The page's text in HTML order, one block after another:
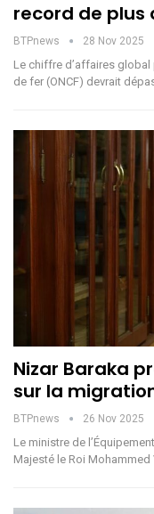
record de plus
BTPnews 28 Nov 2025
Le chiffre d’affaires
de fer (ONCF) devrait
Nizar Baraka
sur la
BTPnews 26 Nov 2025
Le ministre de
Majesté le Roi Mohammed